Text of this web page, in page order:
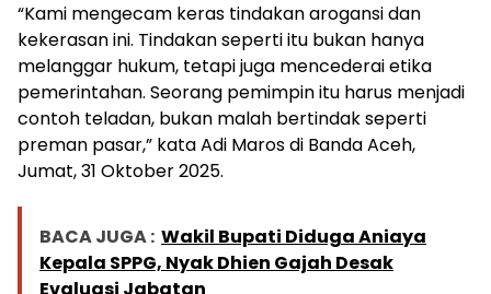
“Kami mengecam keras tindakan arogansi dan
kekerasan ini. Tindakan seperti itu bukan hanya
melanggar hukum, tetapi juga mencederai etika
pemerintahan. Seorang pemimpin itu harus menjadi
contoh teladan, bukan malah bertindak seperti
preman pasar,” kata Adi Maros di Banda Aceh,
Jumat, 31 Oktober 2025.
BACA JUGA : Wakil Bupati Diduga Aniaya
Kepala SPPG, Nyak Dhien Gajah Desak